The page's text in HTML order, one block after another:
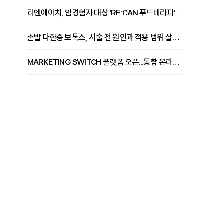
리엔에이치, 암경험자 대상 ‘RE:CAN 푸드테라피’ 운영
손발 다한증 보톡스, 시술 전 원인과 적용 범위 살펴야 [강윤일 원장 칼럼]
MARKETING SWITCH 플랫폼 오픈...통합 온라인 마케팅 서비스 확대